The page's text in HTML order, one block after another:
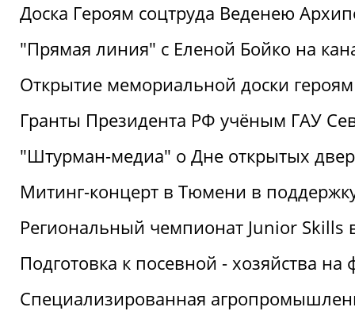
Доска Героям соцтруда Веденею
"Прямая линия" с Еленой Бойко на
Открытие мемориальной доски
Гранты Президента РФ учёным ГАУ
"Штурман-медиа" о Дне открытых
Митинг-концерт в Тюмени в
Региональный чемпионат Junior Skills
Подготовка к посевной - хозяйства
Специализированная